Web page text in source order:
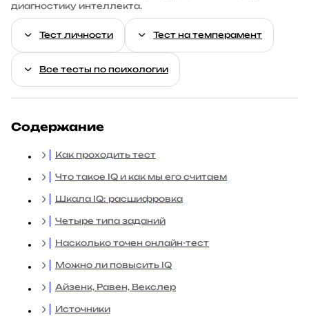
диагностику интеллекта.
Тест личности Тест на темперамент
Все тесты по психологии
Содержание
Как проходить тест
Что такое IQ и как мы его считаем
Шкала IQ: расшифровка
Четыре типа заданий
Насколько точен онлайн-тест
Можно ли повысить IQ
Айзенк, Равен, Векслер
Источники